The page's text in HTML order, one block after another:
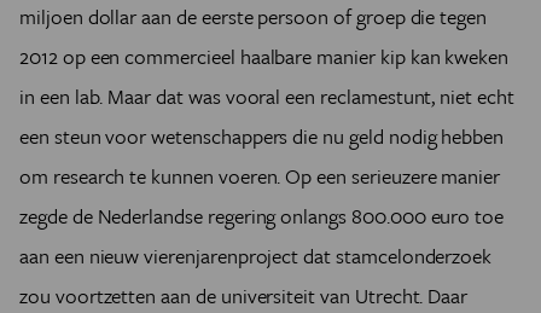
miljoen dollar aan de eerste persoon of groep die tegen
2012 op een commercieel haalbare manier kip kan kweken
in een lab. Maar dat was vooral een reclamestunt, niet echt
een steun voor wetenschappers die nu geld nodig hebben
om research te kunnen voeren. Op een serieuzere manier
zegde de Nederlandse regering onlangs 800.000 euro toe
aan een nieuw vierenjarenproject dat stamcelonderzoek
zou voortzetten aan de universiteit van Utrecht. Daar